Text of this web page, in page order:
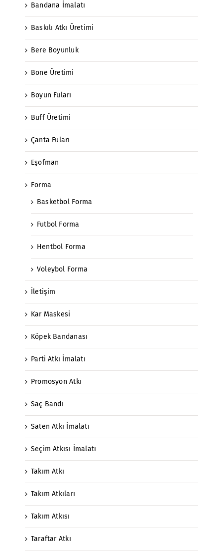
Bandana İmalatı
Baskılı Atkı Üretimi
Bere Boyunluk
Bone Üretimi
Boyun Fuları
Buff Üretimi
Çanta Fuları
Eşofman
Forma
Basketbol Forma
Futbol Forma
Hentbol Forma
Voleybol Forma
İletişim
Kar Maskesi
Köpek Bandanası
Parti Atkı İmalatı
Promosyon Atkı
Saç Bandı
Saten Atkı İmalatı
Seçim Atkısı İmalatı
Takım Atkı
Takım Atkıları
Takım Atkısı
Taraftar Atkı